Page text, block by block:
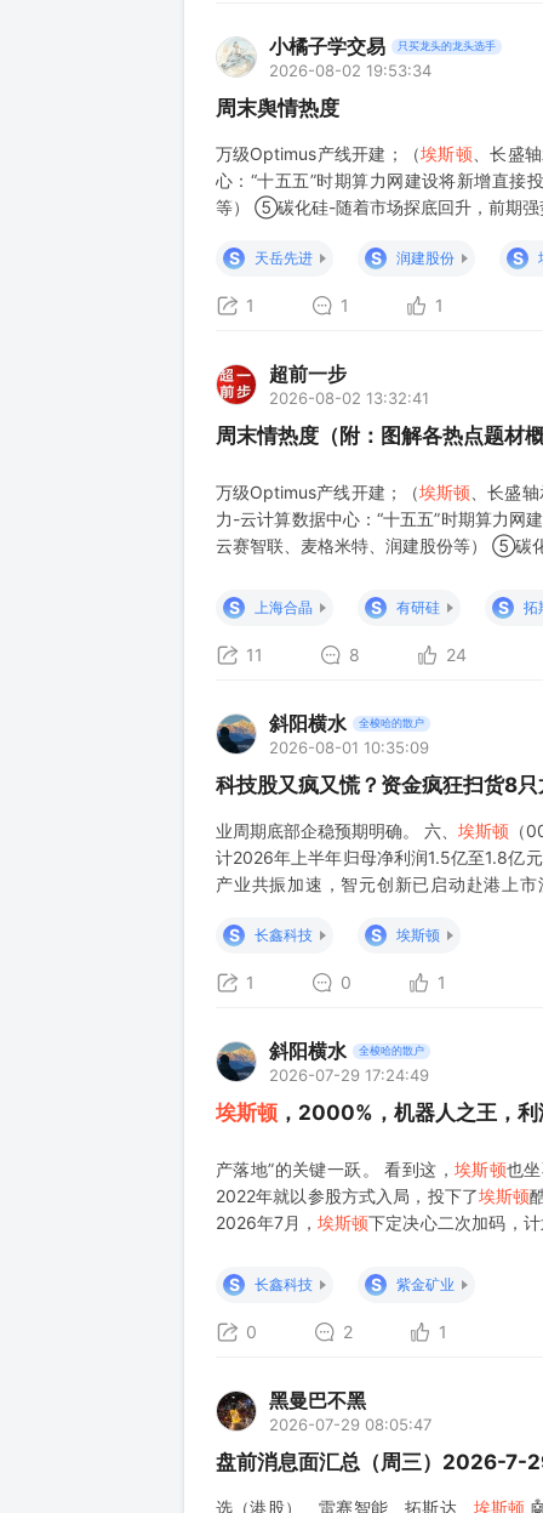
小橘子学交易 只买龙头的龙头选手
2026-08-02 19:53:34
周末舆情热度
万级Optimus产线开建；（埃斯顿 、长盛
心：“十五五”时期算力网建设将新增直接
等） ⑤碳化硅-随着市场探底回升，前期强
S
天岳先进 S 润建股份 S
1 1 1
超前一步
2026-08-02 13:32:41
周末情热度（附：图解各热点题材
万级Optimus产线开建；（埃斯顿 、长盛
力-云计算数据中心：“十五五”时期算力网
云赛智联、麦格米特、润建股份等） ⑤碳
硅、天岳先进 、 晶盛机电、晶升股份等）
S 上海合晶 S 有研硅 S 拓
11 8 24
斜阳横水 全梭哈的散户
2026-08-01 10:35:09
科技股又疯又慌？资金疯狂扫货8
业周期底部企稳预期明确。 六、 埃斯顿 （
计2026年上半年归母净利润1.5亿至1.8亿
产业共振加速，智元创新已启动赴港上市
S
长鑫科技 S 埃斯顿
1 0 1
斜阳横水 全梭哈的散户
2026-07-29 17:24:49
埃斯顿 ，2000%，机器人之王，
产落地”的关键一跃。 看到这， 埃斯顿也
2022年就以参股方式入局，投下了埃斯顿
2026年7月， 埃斯顿下定决心二次加码，
眼。 2025年 埃斯顿 酷卓的营收刚摸到5
S 长鑫科技 S 紫金矿业
0 2 1
黑曼巴不黑
2026-07-29 08:05:47
盘前消息面汇总（周三）2026-7-
选（港股）、雷赛智能、拓斯达、 埃斯顿